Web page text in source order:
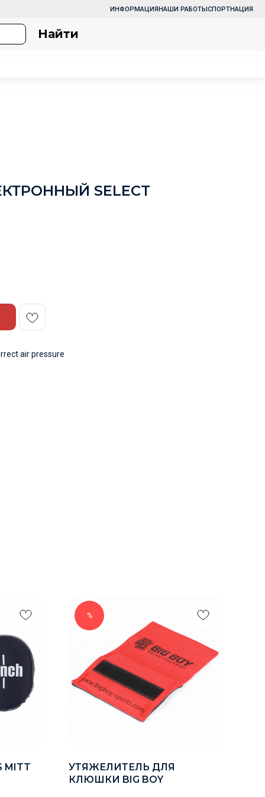
ИНФОРМАЦИЯНАШИ РАБОТЫСПОРТНАЦИЯ
Найти
SELECT
air pressure
MITT
%
УТЯЖЕЛИТЕЛЬ ДЛЯ
КЛЮШКИ BIG BOY